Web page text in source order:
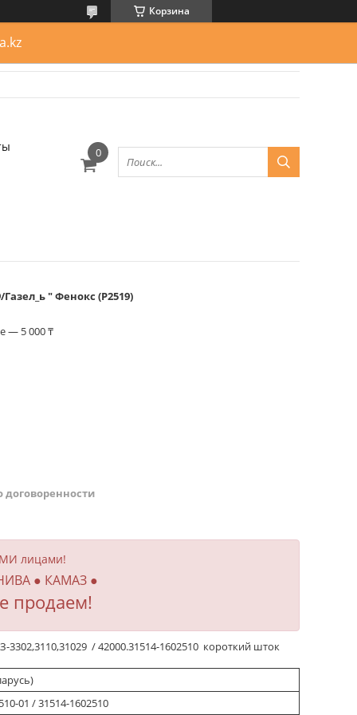
Корзина
" Фенокс (Р2519)
— 5 000 ₸
договоренности
лицами!
● КАМАЗ ●
продаем!
/ 42000.31514-1602510 короткий шток
01 / 31514-1602510